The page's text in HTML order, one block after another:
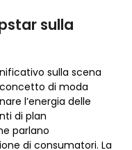
sulla
sulla scena
di moda
l’energia delle
di plan
parlano
di consumatori. La